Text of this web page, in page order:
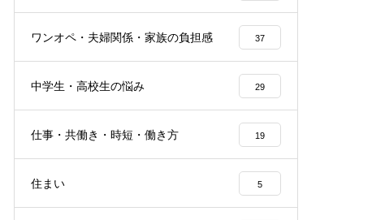
ワンオペ・夫婦関係・家族の負担感 37
中学生・高校生の悩み 29
仕事・共働き・時短・働き方 19
住まい 5